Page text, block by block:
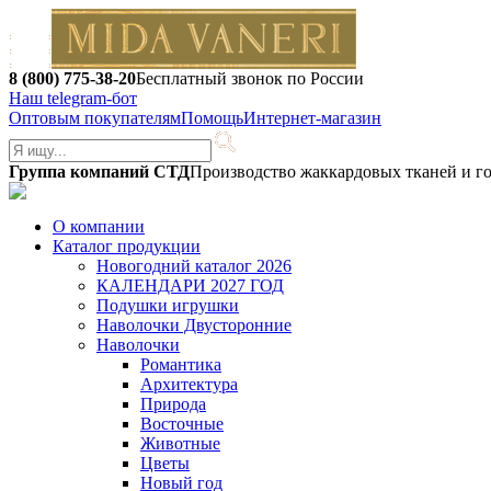
8 (800) 775-38-20Бесплатный звонок по России
Наш telegram-бот
Оптовым покупателямПомощьИнтернет-магазин
Группа компаний СТДПроизводство жаккардовых тканей и
О компании
Каталог продукции
Новогодний каталог 2026
КАЛЕНДАРИ 2027 ГОД
Подушки игрушки
Наволочки Двусторонние
Наволочки
Романтика
Архитектура
Природа
Восточные
Животные
Цветы
Новый год